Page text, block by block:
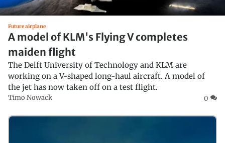
Future airplane
A model of KLM's Flying V completes
maiden flight
The Delft University of Technology and KLM are
working on a V-shaped long-haul aircraft. A model of
the jet has now taken off on a test flight.
Timo Nowack 0